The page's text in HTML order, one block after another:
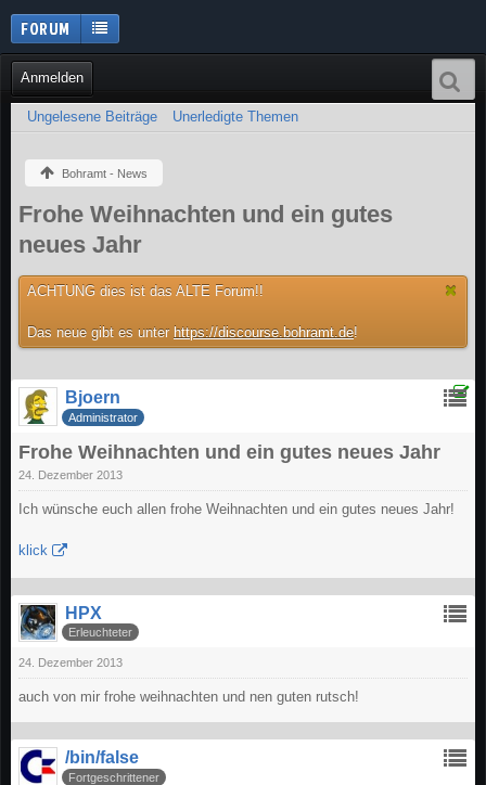
Anmelden
Ungelesene Beiträge Unerledigte Themen
FORUM
Bohramt - News
Frohe Weihnachten und ein gutes
neues Jahr
ACHTUNG dies ist das ALTE Forum!!
Das neue gibt es unter https://discourse.bohramt.de!
Bjoern
Administrator
Frohe Weihnachten und ein gutes neues Jahr
24. Dezember 2013
Ich wünsche euch allen frohe Weihnachten und ein gutes neues Jahr!
klick
HPX
Erleuchteter
24. Dezember 2013
auch von mir frohe weihnachten und nen guten rutsch!
/bin/false
Fortgeschrittener